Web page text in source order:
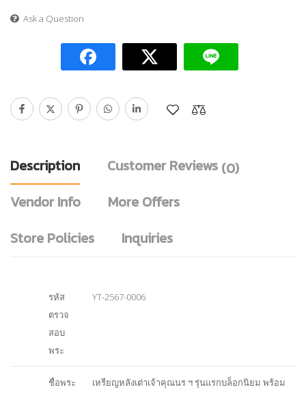
Ask a Question
Description Customer Reviews (0)
Vendor Info
More Offers
Store Policies
Inquiries
รหัส
ตรวจ
สอบ
พระ
YT-2567-0006
ชื่อพระ เหรียญหลังเต่าเจ้าคุณนร ฯ รุ่นแรกบล็อกนิยม พร้อม